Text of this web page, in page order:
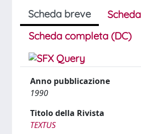
Scheda breve
Scheda completa (DC)
Anno pubblicazione
1990
Titolo della Rivista
TEXTUS